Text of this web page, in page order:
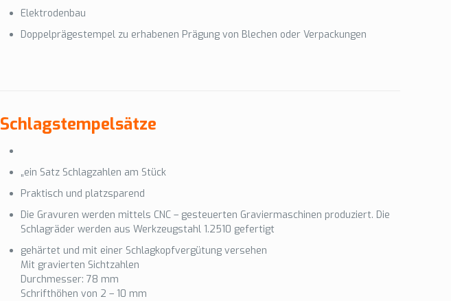
Elektrodenbau
Doppelprägestempel zu erhabenen Prägung von Blechen oder Verpackungen
Schlagstempelsätze
„ein Satz Schlagzahlen am Stück
Praktisch und platzsparend
Die Gravuren werden mittels CNC – gesteuerten Graviermaschinen produziert. Die
Schlagräder werden aus Werkzeugstahl 1.2510 gefertigt
gehärtet und mit einer Schlagkopfvergütung versehen
Mit gravierten Sichtzahlen
Durchmesser: 78 mm
Schrifthöhen von 2 – 10 mm